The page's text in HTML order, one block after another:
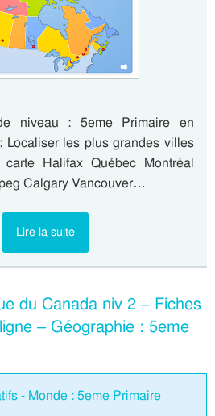
niveau : 5eme Primaire en
Localiser les plus grandes villes
Halifax Québec Montréal
Calgary Vancouver…
Lire la suite
du Canada niv 2 – Fiches
– Géographie : 5eme
- Monde : 5eme Primaire